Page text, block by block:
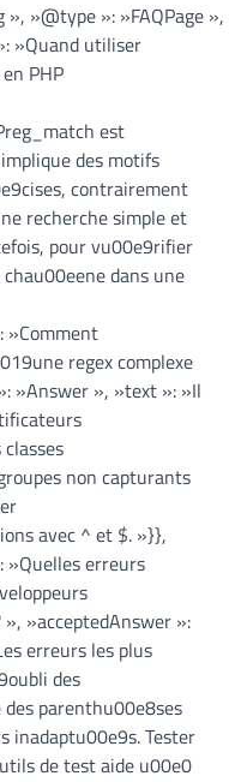
»@type »: »FAQPage
»Quand utiliser
PHP
est
des motifs
contrairement
recherche simple et
pour vu00e9rifier
dans une
»Comment
regex complexe
»Answer », »text »: »Il
non capturants
avec ^ et $. »}},
»Quelles erreurs
»acceptedAnswer »:
erreurs les plus
des
parenthu00e8ses
inadaptu00e9s. Tester
de test aide u00e0